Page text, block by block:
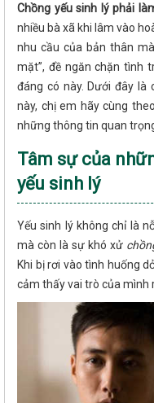
Chồng yếu sinh lý phải
nhiều bà xã khi lâm vào
nhu cầu của bản thân
mặt”, đề ngăn chặn tình
đáng có này. Dưới đây là
này, chị em hãy cùng
những thông tin quan
Tâm sự của
yếu sinh lý
Yếu sinh lý không chỉ là
mà còn là sự khó xử
Khi bị rơi vào tình huống
cảm thấy vai trò của mình